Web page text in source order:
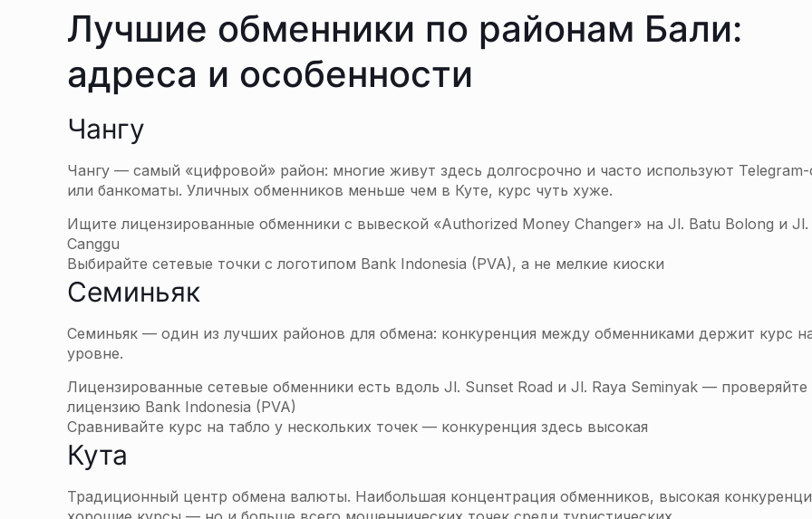
Лучшие обменники по районам Бали:
адреса и особенности
Чангу
Чангу — самый «цифровой» район: многие живут здесь долгосрочно и часто используют
или банкоматы. Уличных обменников меньше чем в Куте, курс чуть хуже.
Ищите лицензированные обменники с вывеской «Authorized Money Changer» на Jl. Batu Bolong и Jl.
Canggu
Выбирайте сетевые точки с логотипом Bank Indonesia (PVA), а не мелкие киоски
Семиньяк
Семиньяк — один из лучших районов для обмена: конкуренция между обменниками держит курс
уровне.
Лицензированные сетевые обменники есть вдоль Jl. Sunset Road и Jl. Raya Seminyak — проверяйте
лицензию Bank Indonesia (PVA)
Сравнивайте курс на табло у нескольких точек — конкуренция здесь высокая
Кута
Традиционный центр обмена валюты. Наибольшая концентрация обменников, высокая